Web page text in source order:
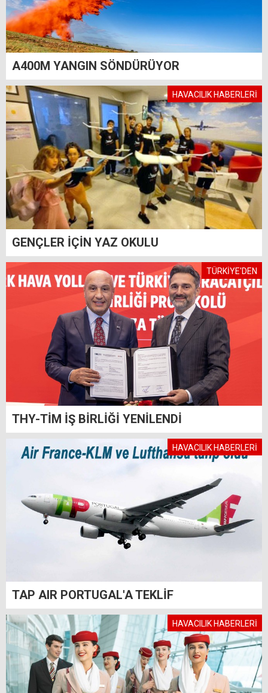
A400M YANGIN SÖNDÜRÜYOR
HAVACILIK HABERLERİ
GENÇLER İÇİN YAZ OKULU
TÜRKİYE'DEN
THY-TİM İŞ BİRLİĞİ YENİLENDİ
HAVACILIK HABERLERİ
TAP AIR PORTUGAL'A TEKLİF
HAVACILIK HABERLERİ